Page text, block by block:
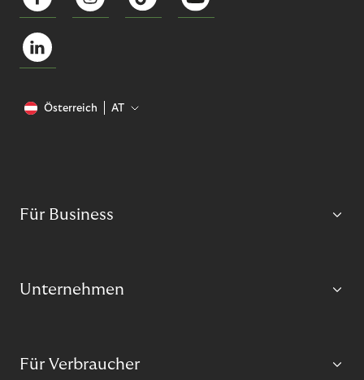
Österreich AT
Für Business
Unternehmen
Für Verbraucher